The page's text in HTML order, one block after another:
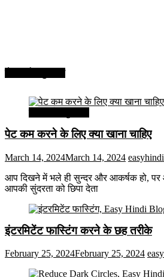
पेट कम करने के लिए क्या खाना चाहिए
March 14, 2024March 14, 2024
आप दिखने में भले ही सुन्दर और आकर्षक हो,
आपकी सुंदरता को छिपा देता
इंटरमिटेंट फास्टिंग करने के छह तरीके
February 25, 2024February 25, 2024